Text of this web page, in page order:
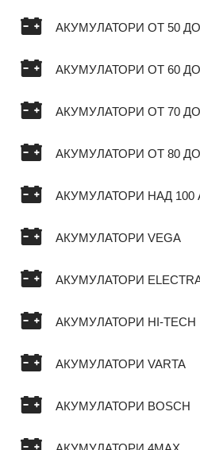
АКУМУЛАТОРИ ОТ 50 ДО
АКУМУЛАТОРИ ОТ 60 ДО
АКУМУЛАТОРИ ОТ 70 ДО
АКУМУЛАТОРИ ОТ 80 ДО
АКУМУЛАТОРИ НАД 100
АКУМУЛАТОРИ VEGA
АКУМУЛАТОРИ
АКУМУЛАТОРИ HI-TECH
АКУМУЛАТОРИ VARTA
АКУМУЛАТОРИ BOSCH